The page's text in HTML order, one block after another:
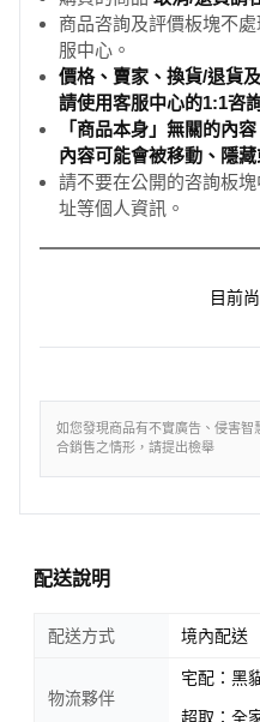
商品咨詢及評價板塊不
服中心。
價格、賣家、換貨/退貨
請使用客服中心的1:1咨
「商品本身」無關的內
內容可能會被移動、隱
請不要在公開的咨詢板
址等個人資訊。
目前
如您發現商品有不實廣告、侵害智
合銷售之情形，請提出檢舉
配送說明
配送方式 境內配送
物流夥伴
宅配：黑
超取：全